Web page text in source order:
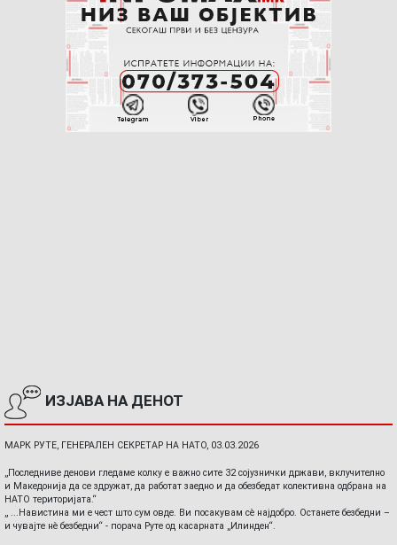
ИЗЈАВА НА ДЕНОТ
МАРК РУТЕ, ГЕНЕРАЛЕН СЕКРЕТАР НА НАТО, 03.03.2026
„Последниве денови гледаме колку е важно сите 32 сојузнички држави, вклучително
и Македонија да се здружат, да работат заедно и да обезбедат колективна одбрана на
НАТО територијата.“
„ ...Навистина ми е чест што сум овде. Ви посакувам сè најдобро. Останете безбедни –
и чувајте нè безбедни“ - порача Руте од касарната „Илинден“.